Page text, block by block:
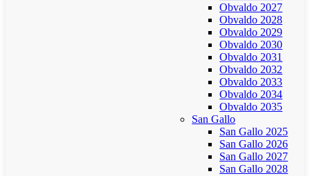
Obvaldo 2027
Obvaldo 2028
Obvaldo 2029
Obvaldo 2030
Obvaldo 2031
Obvaldo 2032
Obvaldo 2033
Obvaldo 2034
Obvaldo 2035
San Gallo
San Gallo 2025
San Gallo 2026
San Gallo 2027
San Gallo 2028